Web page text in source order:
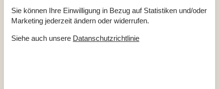
Ferienhaus 107 m²
Ganzjähriges Haus
Haustiere Nr
Heizung, Elektroheizung
Renoviert 2023
Sie können Ihre Einwilligung in Bezug auf Statistiken und/oder
Marketing jederzeit ändern oder widerrufen.
Siehe auch unsere Datanschutzrichtlinie